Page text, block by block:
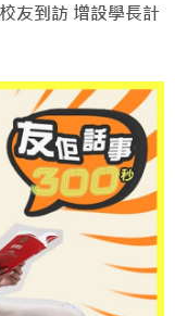
友到訪 增設學長計